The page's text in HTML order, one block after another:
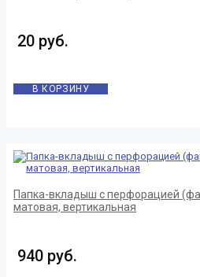
20 руб.
В КОРЗИНУ
Папка-вкладыш с перфорацией
матовая, вертикальная
940 руб.